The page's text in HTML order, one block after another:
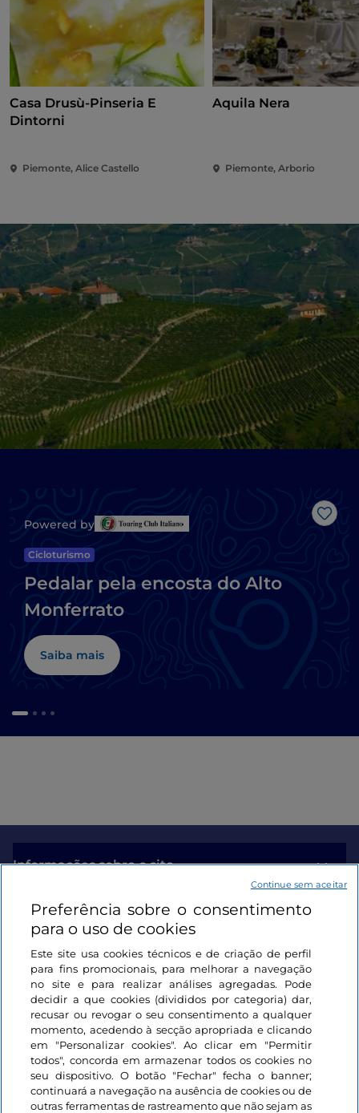
Casa Drusù-Pinseria E
Dintorni
Piemonte, Alice Castello
Aquila Nera
Piemonte, Arborio
Powered by
Cicloturismo
Pedalar pela encosta do Alto
Monferrato
Saiba mais
Informações sobre o site
Ligações úteis
Iniciar sessão
Mantenha-se em contacto
Preferência sobre o consentimento
para o uso de cookies
Este site usa cookies técnicos e de criação de perfil
para fins promocionais, para melhorar a navegação
no site e para realizar análises agregadas. Pode
decidir a que cookies (divididos por categoria) dar,
recusar ou revogar o seu consentimento a qualquer
momento, acedendo à secção apropriada e clicando
em "Personalizar cookies". Ao clicar em "Permitir
todos", concorda em armazenar todos os cookies no
seu dispositivo. O botão "Fechar" fecha o banner;
continuará a navegação na ausência de cookies ou de
outras ferramentas de rastreamento que não sejam as
Continue sem aceitar